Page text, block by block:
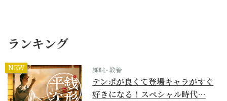
ランキング
NEW 趣味･教養
テンポが良くて登場キャラがすぐ
好きになる！スペシャル時代…